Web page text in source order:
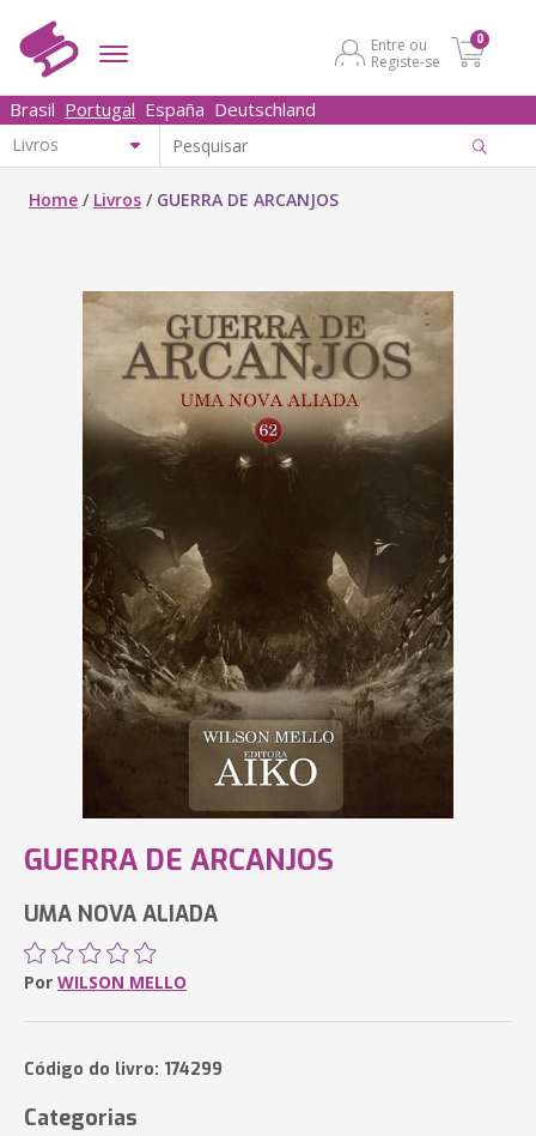
Entre ou
Registe-se
0
Brasil Portugal España Deutschland
Home / Livros / GUERRA DE ARCANJOS
GUERRA DE ARCANJOS
UMA NOVA ALIADA
Por WILSON MELLO
Código do livro: 174299
Categorias